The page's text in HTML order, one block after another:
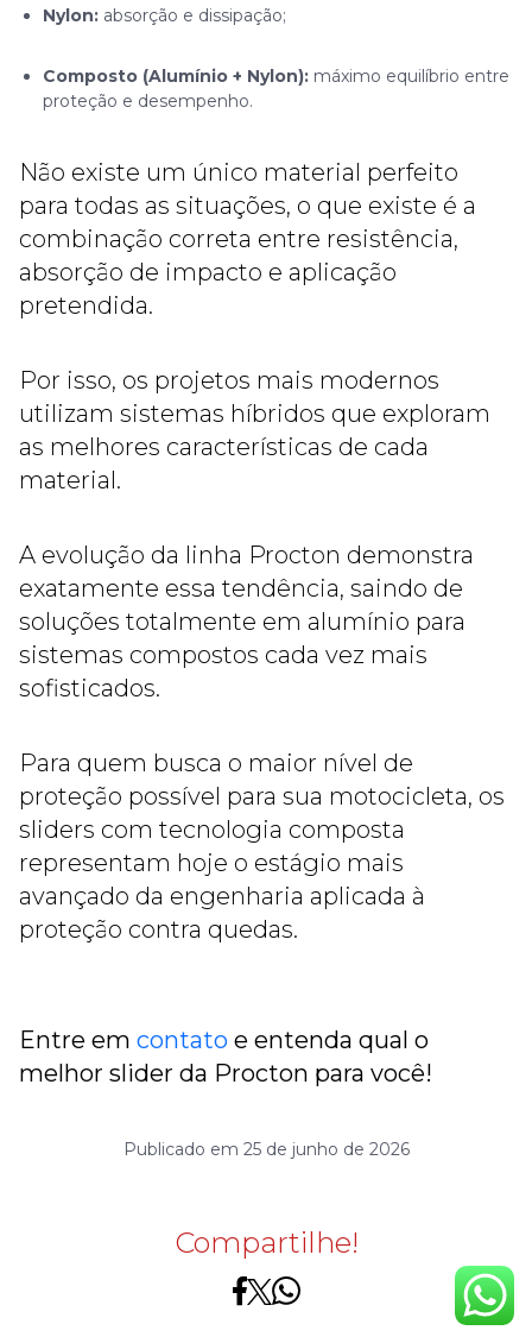
Nylon: absorção e dissipação;
Composto (Alumínio + Nylon): máximo equilíbrio entre
proteção e desempenho.
Não existe um único material perfeito
para todas as situações, o que existe é a
combinação correta entre resistência,
absorção de impacto e aplicação
pretendida.
Por isso, os projetos mais modernos
utilizam sistemas híbridos que exploram
as melhores características de cada
material.
A evolução da linha Procton demonstra
exatamente essa tendência, saindo de
soluções totalmente em alumínio para
sistemas compostos cada vez mais
sofisticados.
Para quem busca o maior nível de
proteção possível para sua motocicleta, os
sliders com tecnologia composta
representam hoje o estágio mais
avançado da engenharia aplicada à
proteção contra quedas.
Entre em contato e entenda qual o
melhor slider da Procton para você!
Publicado em 25 de junho de 2026
Compartilhe!